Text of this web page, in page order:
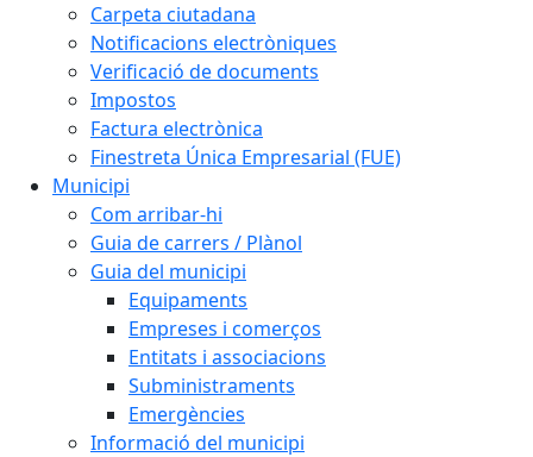
Carpeta ciutadana
Notificacions electròniques
Verificació de documents
Impostos
Factura electrònica
Finestreta Única Empresarial (FUE)
Municipi
Com arribar-hi
Guia de carrers / Plànol
Guia del municipi
Equipaments
Empreses i comerços
Entitats i associacions
Subministraments
Emergències
Informació del municipi